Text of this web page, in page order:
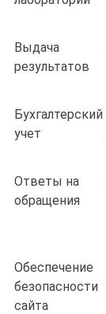
Выдача
результатов
Бухгалтерский
учет
Ответы на
обращения
Обеспечение
безопасности
сайта